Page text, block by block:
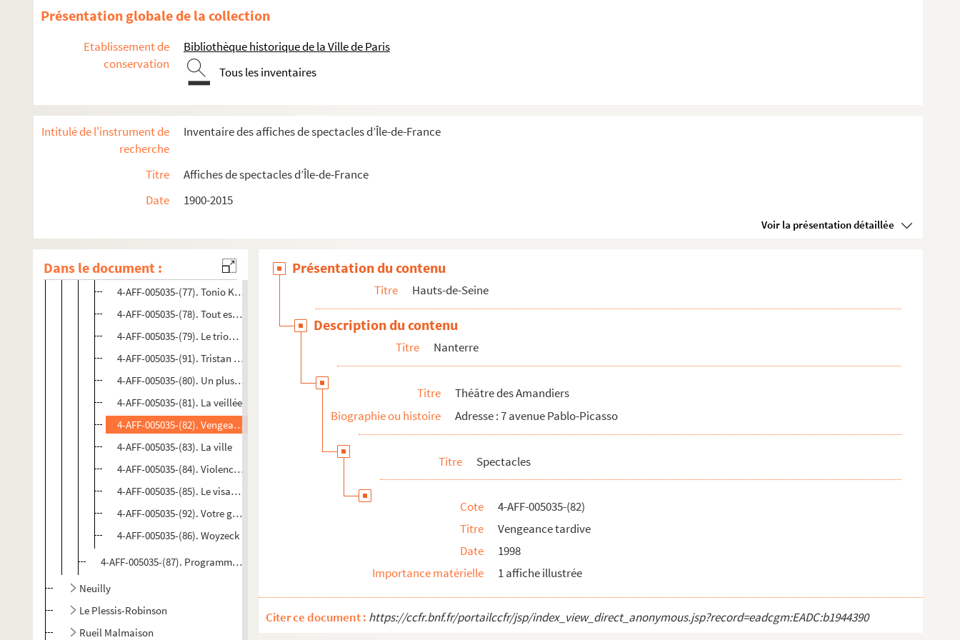
Présentation globale de la collection
Etablissement de
conservation
Bibliothèque historique de la Ville de Paris
Tous les inventaires
Intitulé de l'instrument de
recherche
Inventaire des affiches de spectacles d’Île-de-France
Titre
Affiches de spectacles d’Île-de-France
Date
1900-2015
Voir la présentation détaillée
Dans le document :
4-AFF-005035-(65). Le roi Lear
4-AFF-005035-(66). Rumeur à Wall Street
4-AFF-005035-(67). Le songe d'une nuit d'été
4-AFF-005035-(69). Le suicidé
4-AFF-005035-(70). Le Tartuffe ou l'Imposteur
4-AFF-005035-(72). Le temps turbulent
4-AFF-005035-(73). Terre étrangère. Das weite land
4-AFF-005035-(75). Thyeste
4-AFF-005035-(76). Tita-Lou
4-AFF-005035-(77). Tonio Kröger
4-AFF-005035-(78). Tout est bien qui finit bien
4-AFF-005035-(79). Le triomphe de l'amour
4-AFF-005035-(91). Tristan et Iseult
4-AFF-005035-(80). Un plus un
4-AFF-005035-(81). La veillée
4-AFF-005035-(82). Vengeance tardive
4-AFF-005035-(83). La ville
4-AFF-005035-(84). Violences à Vichy 2
4-AFF-005035-(85). Le visage d'Orphée
4-AFF-005035-(92). Votre grand-mère qui vous aime
4-AFF-005035-(86). Woyzeck
4-AFF-005035-(87). Programmes et divers
Neuilly
Le Plessis-Robinson
Rueil Malmaison
Présentation du contenu
Titre Hauts-de-Seine
Description du contenu
Titre Nanterre
Titre
Théâtre des Amandiers
Biographie ou histoire
Adresse : 7 avenue Pablo-Picasso
Titre Spectacles
Cote
4-AFF-005035-(82)
Titre
Vengeance tardive
Date
1998
Importance matérielle
1 affiche illustrée
Citer ce document : https://ccfr.bnf.fr/portailccfr/jsp/index_view_direct_anonymous.jsp?record=eadcgm:EADC:b1944390